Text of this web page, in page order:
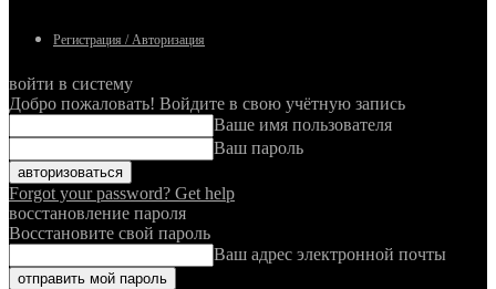
Регистрация / Авторизация
войти в систему
Добро пожаловать! Войдите в свою учётную запись
Ваше имя пользователя
Ваш пароль
Forgot your password? Get help
восстановление пароля
Восстановите свой пароль
Ваш адрес электронной почты